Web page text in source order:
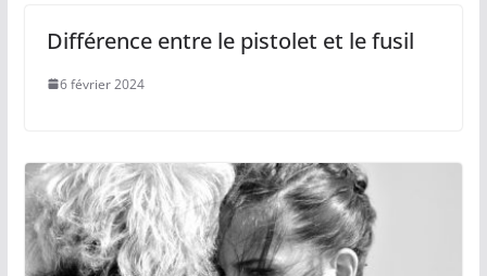
Différence entre le pistolet et le fusil
6 février 2024